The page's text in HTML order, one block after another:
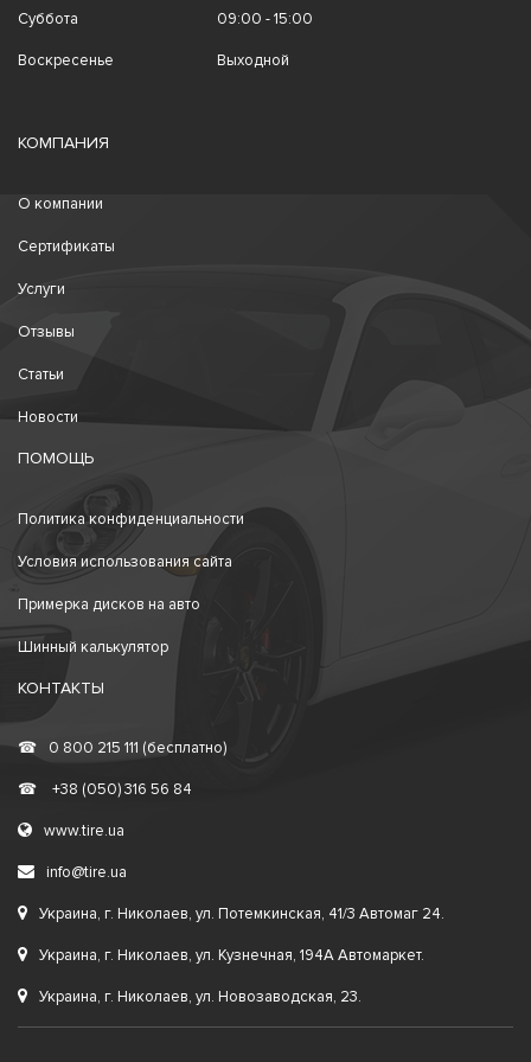
Суббота 09:00 - 15:00
Воскресенье Выходной
КОМПАНИЯ
О компании
Сертификаты
Услуги
Отзывы
Статьи
Новости
ПОМОЩЬ
Политика конфиденциальности
Условия использования сайта
Примерка дисков на авто
Шинный калькулятор
КОНТАКТЫ
☎ 0 800 215 111 (бесплатно)
☎ +38 (050) 316 56 84
www.tire.ua
info@tire.ua
Украина, г. Николаев, ул. Потемкинская, 41/3 Автомаг 24.
Украина, г. Николаев, ул. Кузнечная, 194А Автомаркет.
Украина, г. Николаев, ул. Новозаводская, 23.